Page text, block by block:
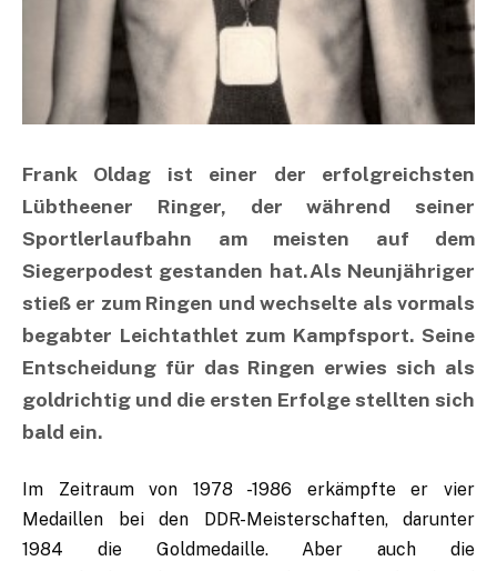
Frank Oldag ist einer der erfolgreichsten
Lübtheener Ringer, der während seiner
Sportlerlaufbahn am meisten auf dem
Siegerpodest gestanden hat.Als Neunjähriger
stieß er zum Ringen und wechselte als vormals
begabter Leichtathlet zum Kampfsport. Seine
Entscheidung für das Ringen erwies sich als
goldrichtig und die ersten Erfolge stellten sich
bald ein.
Im Zeitraum von 1978 -1986 erkämpfte er vier
Medaillen bei den DDR-Meisterschaften, darunter
1984 die Goldmedaille. Aber auch die